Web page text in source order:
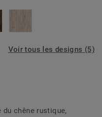
Voir tous les designs (5)
chêne rustique,